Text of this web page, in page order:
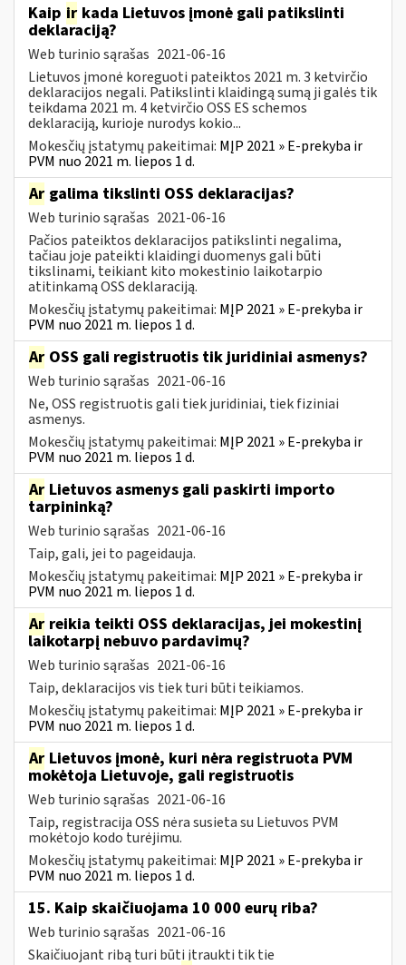
Kaip ir kada Lietuvos įmonė gali patikslinti
deklaraciją?
Web turinio sąrašas 2021-06-16
Lietuvos įmonė koreguoti pateiktos 2021 m. 3 ketvirčio
deklaracijos negali. Patikslinti klaidingą sumą ji galės tik
teikdama 2021 m. 4 ketvirčio OSS ES schemos
deklaraciją, kurioje nurodys kokio...
Mokesčių įstatymų pakeitimai: MĮP 2021 » E-prekyba ir
PVM nuo 2021 m. liepos 1 d.
Ar galima tikslinti OSS deklaracijas?
Web turinio sąrašas 2021-06-16
Pačios pateiktos deklaracijos patikslinti negalima,
tačiau joje pateikti klaidingi duomenys gali būti
tikslinami, teikiant kito mokestinio laikotarpio
atitinkamą OSS deklaraciją.
Mokesčių įstatymų pakeitimai: MĮP 2021 » E-prekyba ir
PVM nuo 2021 m. liepos 1 d.
Ar OSS gali registruotis tik juridiniai asmenys?
Web turinio sąrašas 2021-06-16
Ne, OSS registruotis gali tiek juridiniai, tiek fiziniai
asmenys.
Mokesčių įstatymų pakeitimai: MĮP 2021 » E-prekyba ir
PVM nuo 2021 m. liepos 1 d.
Ar Lietuvos asmenys gali paskirti importo
tarpininką?
Web turinio sąrašas 2021-06-16
Taip, gali, jei to pageidauja.
Mokesčių įstatymų pakeitimai: MĮP 2021 » E-prekyba ir
PVM nuo 2021 m. liepos 1 d.
Ar reikia teikti OSS deklaracijas, jei mokestinį
laikotarpį nebuvo pardavimų?
Web turinio sąrašas 2021-06-16
Taip, deklaracijos vis tiek turi būti teikiamos.
Mokesčių įstatymų pakeitimai: MĮP 2021 » E-prekyba ir
PVM nuo 2021 m. liepos 1 d.
Ar Lietuvos įmonė, kuri nėra registruota PVM
mokėtoja Lietuvoje, gali registruotis
Web turinio sąrašas 2021-06-16
Taip, registracija OSS nėra susieta su Lietuvos PVM
mokėtojo kodo turėjimu.
Mokesčių įstatymų pakeitimai: MĮP 2021 » E-prekyba ir
PVM nuo 2021 m. liepos 1 d.
15. Kaip skaičiuojama 10 000 eurų riba?
Web turinio sąrašas 2021-06-16
Skaičiuojant ribą turi būti įtraukti tik tie